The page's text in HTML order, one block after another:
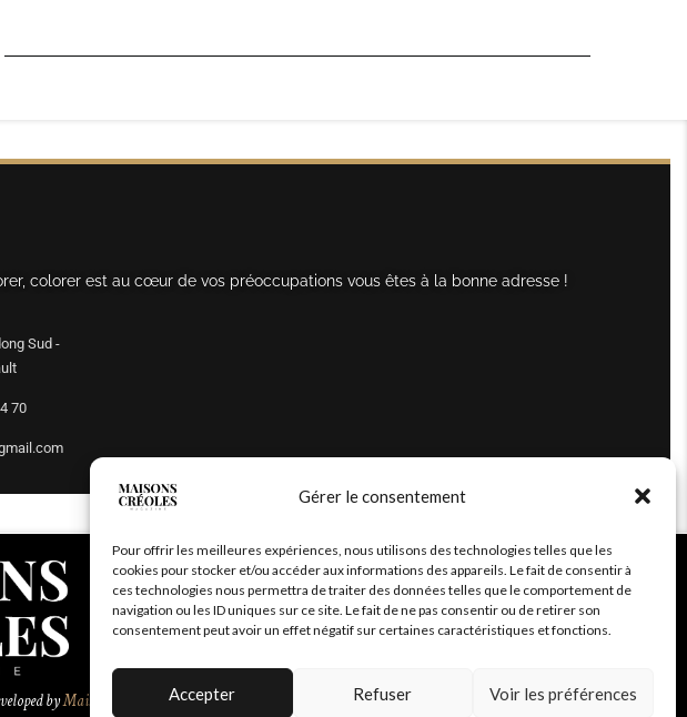
Gérer le consentement
Pour offrir les meilleures expériences, nous utilisons des technologies telles que les
cookies pour stocker et/ou accéder aux informations des appareils. Le fait de consentir à
ces technologies nous permettra de traiter des données telles que le comportement de
navigation ou les ID uniques sur ce site. Le fait de ne pas consentir ou de retirer son
consentement peut avoir un effet négatif sur certaines caractéristiques et fonctions.
Accepter Refuser Voir les préférences
colorer est au cœur de vos préoccupations vous êtes à la bonne adresse !
Sud -
70
byMaisonCréoles